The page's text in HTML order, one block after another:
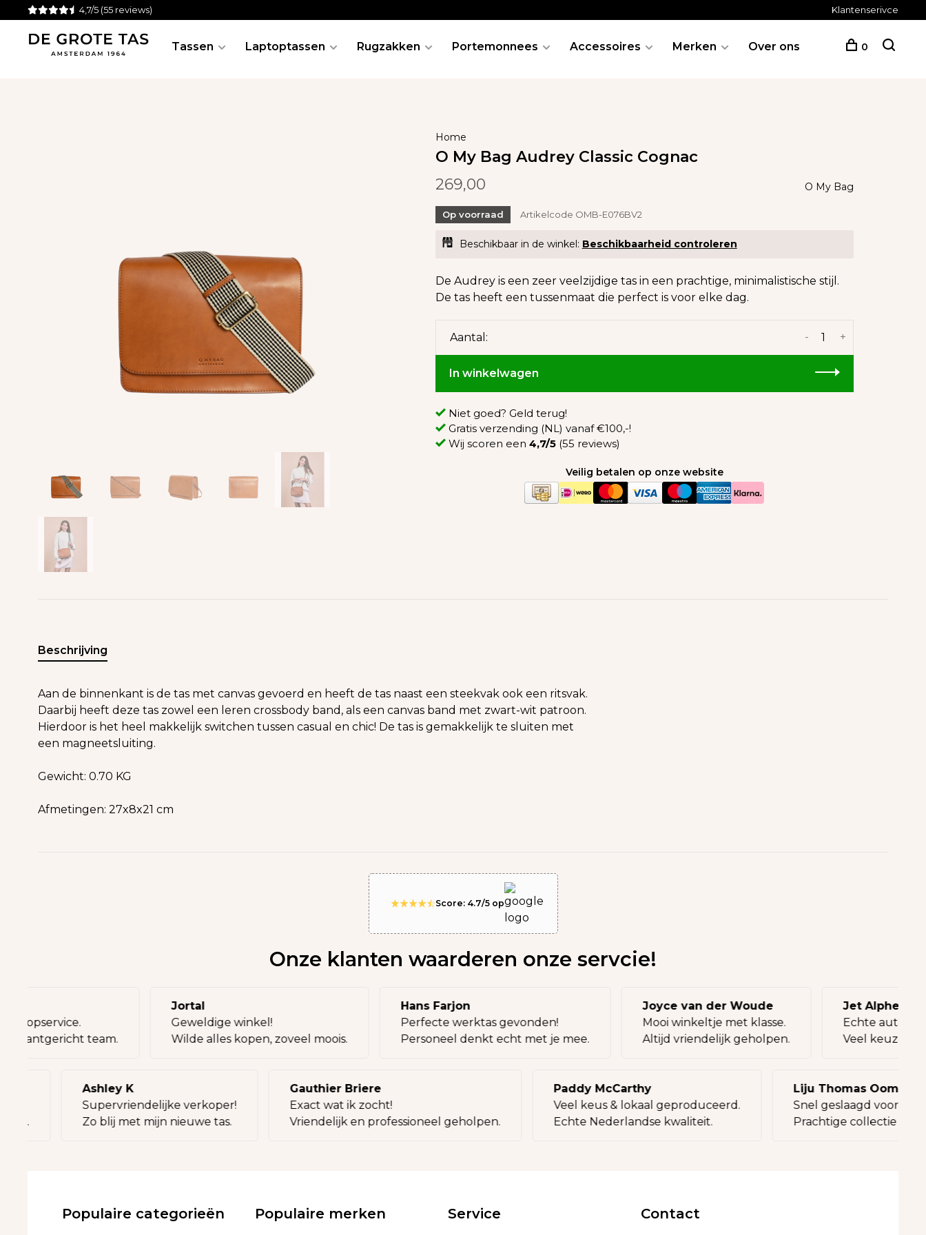
4,7/5 (55 reviews) Klantenserivce
Tassen Laptoptassen Rugzakken Portemonnees Accessoires Merken Over ons 0
Home
O My Bag Audrey Classic Cognac
269,00
O My Bag
Op voorraad Artikelcode OMB-E076BV2
Beschikbaar in de winkel: Beschikbaarheid controleren
De Audrey is een zeer veelzijdige tas in een prachtige, minimalistische stijl.
De tas heeft een tussenmaat die perfect is voor elke dag.
Aantal: +
-
In winkelwagen
Niet goed? Geld terug!
Gratis verzending (NL) vanaf €100,-!
Wij scoren een 4,7/5(55 reviews)
Veilig betalen op onze website
Beschrijving
Aan de binnenkant is de tas met canvas gevoerd en heeft de tas naast een steekvak ook een ritsvak.
Daarbij heeft deze tas zowel een leren crossbody band, als een canvas band met zwart-wit patroon.
Hierdoor is het heel makkelijk switchen tussen casual en chic! De tas is gemakkelijk te sluiten met
een magneetsluiting.
Gewicht: 0.70 KG
Afmetingen: 27x8x21 cm
Score: 4.7/5 op
Onze klanten waarderen onze servcie!
en topservice.
klantgericht team.
Jortal
Geweldige winkel!
Wilde alles kopen, zoveel moois.
Hans Farjon
Perfecte werktas gevonden!
Personeel denkt echt met je mee.
Joyce van der Woude
Mooi winkeltje met klasse.
Altijd vriendelijk geholpen.
Jet
Echte
Veel
Ashley K
Supervriendelijke verkoper!
Zo blij met mijn nieuwe tas.
Gauthier Briere
Exact wat ik zocht!
Vriendelijk en professioneel geholpen.
Paddy McCarthy
Veel keus & lokaal geproduceerd.
Echte Nederlandse kwaliteit.
Liju Thomas Oommen
Snel geslaagd voor een
Prachtige collectie tassen.
Populaire categorieën Populaire merken Service Contact